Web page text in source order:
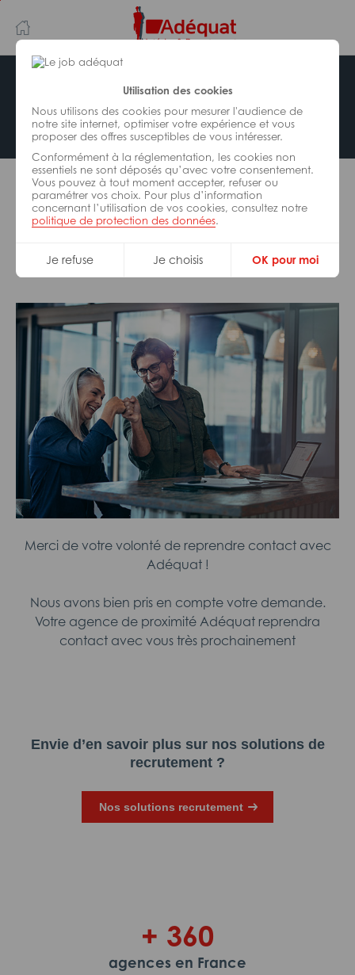
Utilisation des cookies
Nous utilisons des cookies pour mesurer l'audience de
notre site internet, optimiser votre expérience et vous
proposer des offres susceptibles de vous intéresser.
Conformément à la réglementation, les cookies non
essentiels ne sont déposés qu’avec votre consentement.
Vous pouvez à tout moment accepter, refuser ou
paramétrer vos choix. Pour plus d’information
concernant l’utilisation de vos cookies, consultez notre
politique de protection des données.
Je refuse Je choisis OK pour moi
au
contenu
principal
navigation
Avec Adéquat vous n’aurez pas de
mauvaise surprise
Quel plaisir de vous revoir chez
Merci de votre volonté de reprendre contact avec
Adéquat !
Nous avons bien pris en compte votre demande.
Votre agence de proximité Adéquat reprendra
contact avec vous très prochainement
Envie d’en savoir plus sur nos solutions de
recrutement ?
Nos solutions recrutement
+ 360
agences en France